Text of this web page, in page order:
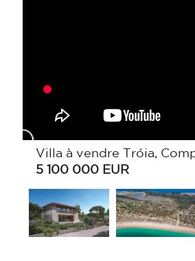
Villa à vendre Tróia,
5 100 000 EUR